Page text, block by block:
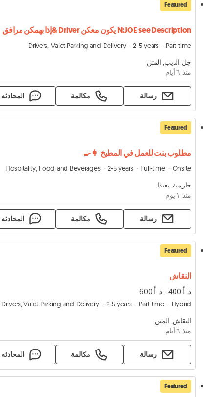
Featured
N:JOE see Description يكون معكن Driver &إذا بهمكن مرافق
Drivers, Valet Parking and Delivery 2-5 years
Part-time
جل الديب, المتن
منذ ٦ أيام
رسالة مكالمة المحادثه
Featured
مطلوب بنت للعمل في المطبخ 👩‍🍳
Hospitality, Food and Beverages 2-5 years Full-time
Onsite
حازمية, بعبدا
منذ ١ يوم
رسالة مكالمة المحادثه
Featured
النقاش
د. أ 400 - د. أ 600
Drivers, Valet Parking and Delivery 2-5 years Part-time
Hybrid
النقاش, المتن
منذ ٦ أيام
رسالة مكالمة المحادثه
Featured